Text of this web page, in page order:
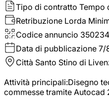
Tipo di contratto Tempo
Retribuzione Lorda
Codice annuncio 350234
Data di pubblicazione 7/
Città Santo Stino di
Attività principali:Disegno
commesse tramite Autocad